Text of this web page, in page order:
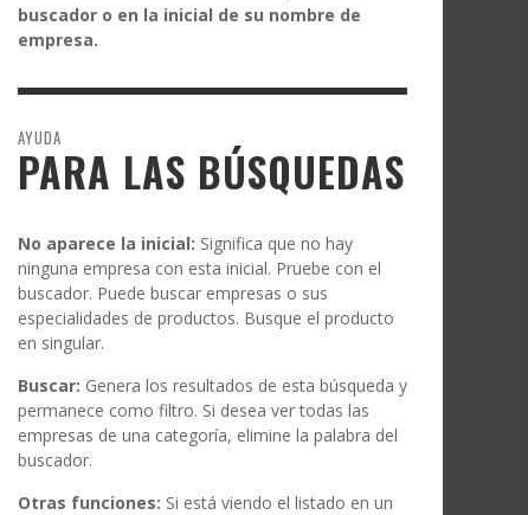
buscador o en la inicial de su nombre de
empresa.
AYUDA
PARA LAS BÚSQUEDAS
No aparece la inicial: Significa que no hay
ninguna empresa con esta inicial. Pruebe con el
buscador. Puede buscar empresas o sus
especialidades de productos. Busque el producto
en singular.
Buscar: Genera los resultados de esta búsqueda y
permanece como filtro. Si desea ver todas las
empresas de una categoría, elimine la palabra del
buscador.
Otras funciones: Si está viendo el listado en un